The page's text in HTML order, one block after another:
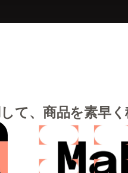
て、商品を素早く